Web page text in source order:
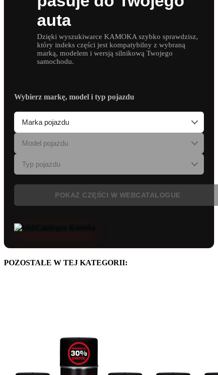
auta
Dzięki wyszukiwarce KAMOKA szybko sprawdzisz,
który indeks części jest kompatybilny z wybraną
marką, modelem i wersją silnikową Twojego
samochodu.
Wybierz markę, model i typ pojazdu
POKAŻ CZĘŚCI W WEBCATALOGUE
POZOSTAŁE W TEJ KATEGORII: